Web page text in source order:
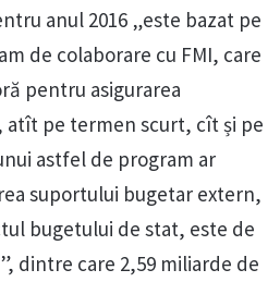
anul 2016 „este bazat pe
de colaborare cu FMI, care
pentru asigurarea
pe termen scurt, cît și pe
astfel de program ar
suportului bugetar extern,
bugetului de stat, este de
dintre care 2,59 miliarde de